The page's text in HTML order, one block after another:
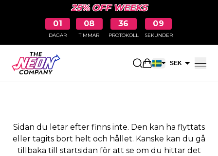
25% OFF WEEKS
01
DAGAR
08
TIMMAR
36
PROTOKOLL
09
SEKUNDER
ÖppnaSEK
SIDAN HITTADES INTE
Sidan du letar efter finns inte. Den kan ha flyttats
eller tagits bort helt och hållet. Kanske kan du gå
tillbaka till startsidan för att se om du hittar det